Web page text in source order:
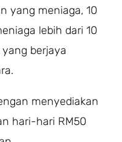
yang meniaga, 10
lebih dari 10
berjaya
menyediakan
hari-hari RM50